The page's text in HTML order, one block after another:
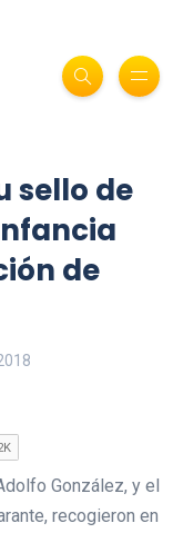
sello de
de
González, y el
recogieron en